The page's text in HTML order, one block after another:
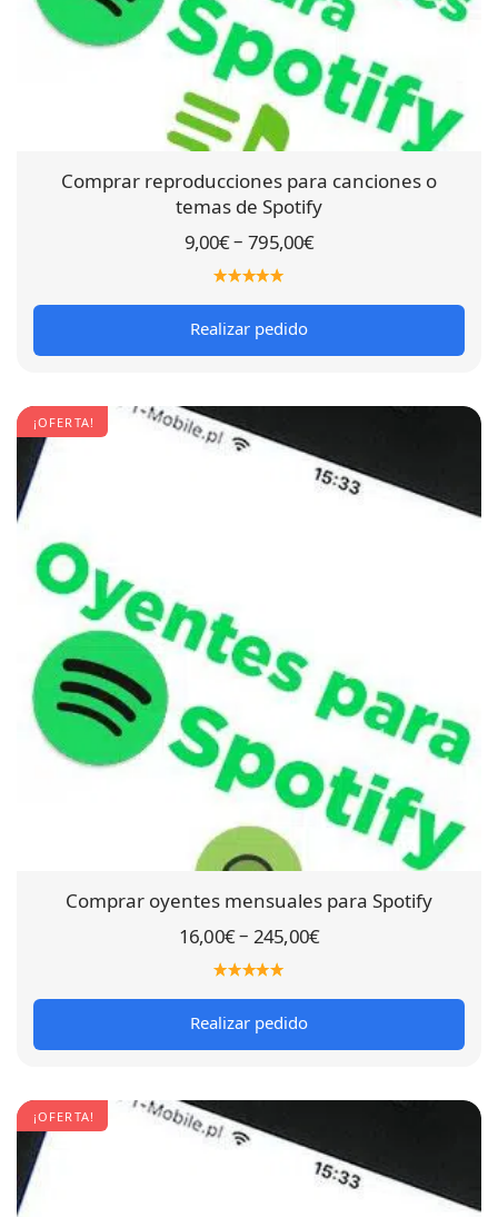
Comprar reproducciones para canciones o
temas de Spotify
9,00€–795,00€
Realizar pedido
¡OFERTA!
Comprar oyentes mensuales para Spotify
16,00€– 245,00€
Realizar pedido
¡OFERTA!